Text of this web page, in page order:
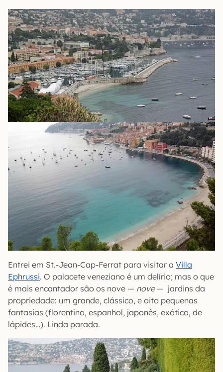
Entrei em St.-Jean-Cap-Ferrat para visitar a Villa
Ephrussi. O palacete veneziano é um delírio; mas o que
é mais encantador são os nove — nove— jardins da
propriedade: um grande, clássico, e oito pequenas
fantasias (florentino, espanhol, japonês, exótico, de
lápides…). Linda parada.